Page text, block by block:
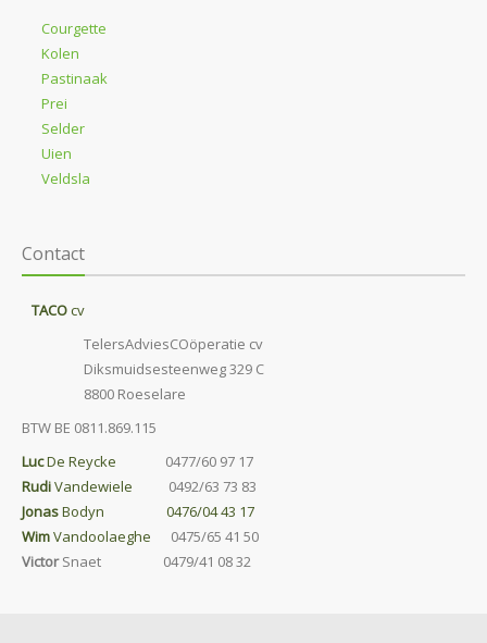
Courgette
Kolen
Pastinaak
Prei
Selder
Uien
Veldsla
Contact
TACOcv
TelersAdviesCOöperatie cv
Diksmuidsesteenweg 329 C
8800 Roeselare
BTW BE 0811.869.115
LucDe Reycke 0477/60 97 17
RudiVandewiele 0492/63 73 83
JonasBodyn 0476/04 43 17
WimVandoolaeghe 0475/65 41 50
VictorSnaet 0479/41 08 32